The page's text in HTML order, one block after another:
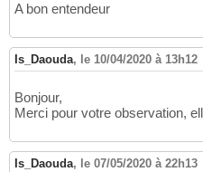
A bon entendeur
Is_Daouda, le 10/04/2020 à 13h12
Bonjour,
Merci pour votre observation,
Is_Daouda, le 07/05/2020 à 22h13